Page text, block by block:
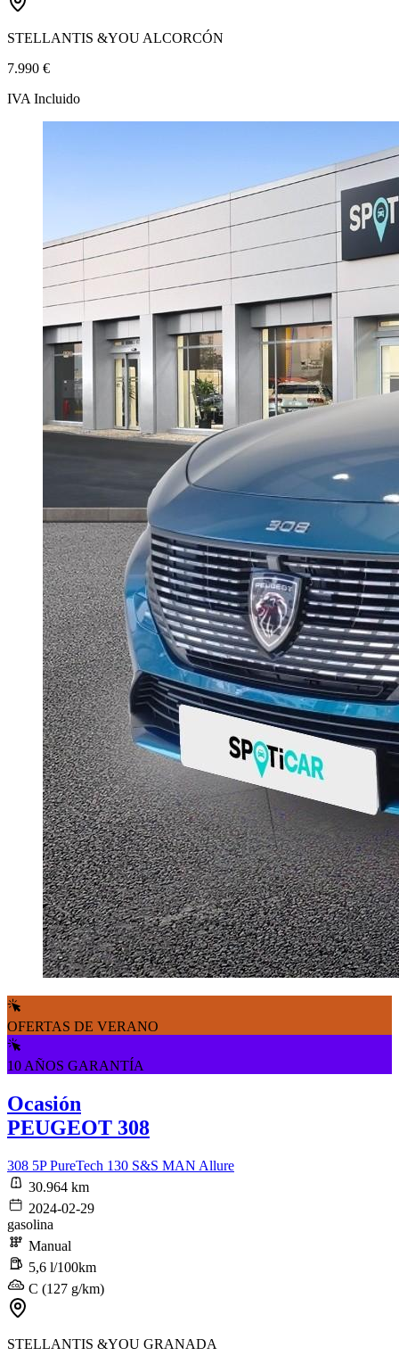
STELLANTIS &YOU ALCORCÓN
7.990 €
IVA Incluido
OFERTAS DE VERANO
10 AÑOS GARANTÍA
Ocasión
PEUGEOT 308
308 5P PureTech 130 S&S MAN Allure
30.964 km
2024-02-29
gasolina
Manual
5,6 l/100km
C (127 g/km)
STELLANTIS &YOU GRANADA